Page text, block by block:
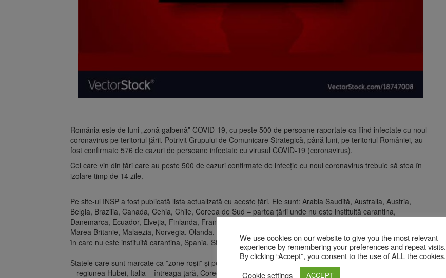
România este de luni „zonă galbenă” COVID-19, cu peste 500 de persoane raportate ca fiind infectate cu noul
coronavirus pe teritoriul ţării. Potrivit Grupului de Comunicare Strategică, până luni, pe teritoriul României, au
fost confirmate 576 de cazuri de persoane infectate cu virusul COVID-19 (coronavirus).
Cei care vin din ţări care au peste 500 de cazuri confirmate de infecţie cu noul coronavirus trebuie să stea în
izolare timp de 14 zile.
Pe site-ul INSP a fost publicată lista actualizată cu aceste ţări. Ele sunt: Arabia Saudită, Australia, Austria,
Belgia, Brazilia, Canada, Cehia, Chile, Coreea de Sud – partea ţării unde nu este instituită carantina,
Danemarca, Ecuador, Elveţia, Finlanda, Franţa, Germania, Grecia, Indonezia, Irlanda, Islanda, Israel, Japonia,
Marea Britanie, Malaezia, Norvegia, Olanda, Pakistan, Polonia, Portugalia, Republica Populară Chineză – zona
în care nu este instituită carantina, Spania, Statele Unite ale Americii, Suedia şi Turcia.
Statele care sunt marcate ca ”zone roşii” şi pentru care se impune carantina sunt: Republica Populară Chineză
– regiunea Hubei, Italia – întreaga ţară, Coreea de Sud – Daegu (oraş) şi Cheongdo (judeţ) şi Iran – întreaga
We use cookies on our website to give you the most relevant
experience by remembering your preferences and repeat visits.
By clicking “Accept”, you consent to the use of ALL the cookies.
Cookie settings
ACCEPT